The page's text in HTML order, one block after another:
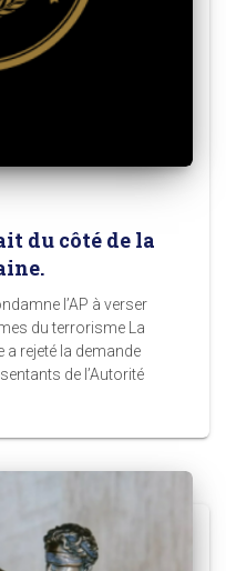
du côté de la
l’AP à verser
du terrorisme La
rejeté la demande
de l’Autorité